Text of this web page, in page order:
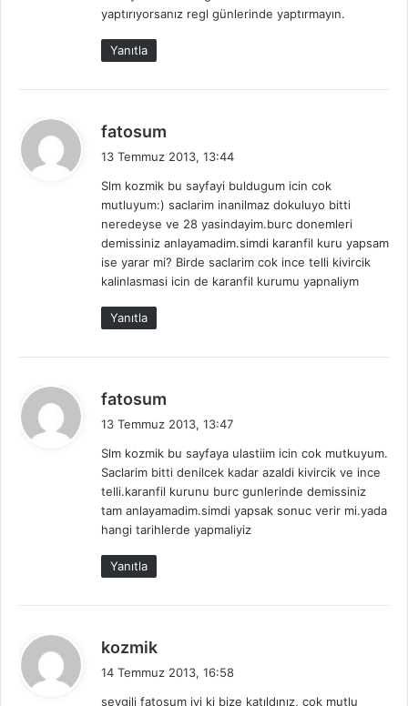
yaptırıyorsanız regl günlerinde yaptırmayın.
Yanıtla
fatosum
i
k
i
13 Temmuz 2013, 13:44
Slm kozmik bu sayfayi buldugum icin cok
mutluyum:) saclarim inanilmaz dokuluyo bitti
neredeyse ve 28 yasindayim.burc donemleri
demissiniz anlayamadim.simdi karanfil kuru yapsam
ise yarar mi? Birde saclarim cok ince telli kivircik
kalinlasmasi icin de karanfil kurumu yapnaliym
Yanıtla
fatosum
i
k
13 Temmuz 2013, 13:47
Slm kozmik bu sayfaya ulastiim icin cok mutkuyum.
Saclarim bitti denilcek kadar azaldi kivircik ve ince
telli.karanfil kurunu burc gunlerinde demissiniz
tam anlayamadim.simdi yapsak sonuc verir mi.yada
hangi tarihlerde yapmaliyiz
Yanıtla
kozmik
14 Temmuz 2013, 16:58
sevgili fatosum iyi ki bize katıldınız, çok mutlu